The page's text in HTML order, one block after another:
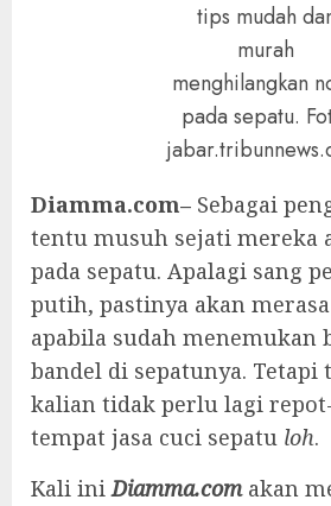
tips mudah
murah
menghilangkan
pada sepatu.
Diamma.com– Sebagai
tentu musuh sejati mereka
pada sepatu. Apalagi sang
putih, pastinya akan
apabila sudah menemukan
bandel di sepatunya. Tetapi
kalian tidak perlu lagi
tempat jasa cuci sepatu loh.
Kali iniDiamma.com akan